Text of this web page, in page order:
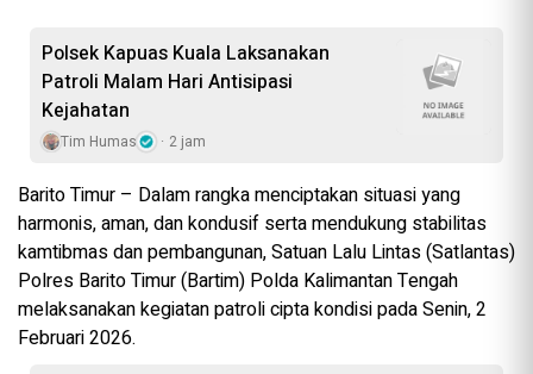
Polsek Kapuas Kuala Laksanakan
Patroli Malam Hari Antisipasi
Kejahatan
Tim Humas 2 jam
Barito Timur – Dalam rangka menciptakan situasi yang
harmonis, aman, dan kondusif serta mendukung stabilitas
kamtibmas dan pembangunan, Satuan Lalu Lintas (Satlantas)
Polres Barito Timur (Bartim) Polda Kalimantan Tengah
melaksanakan kegiatan patroli cipta kondisi pada Senin, 2
Februari 2026.